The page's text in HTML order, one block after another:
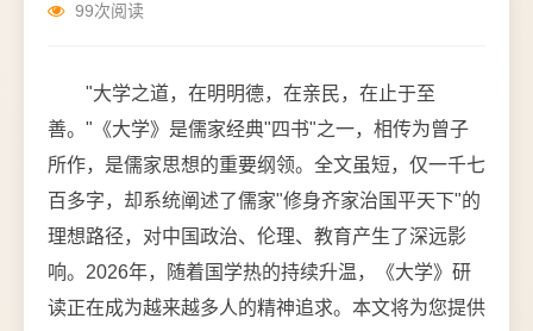
99次阅读
"大学之道，在明明德，在亲民，在止于至
善。"《大学》是儒家经典"四书"之一，相传为曾子
所作，是儒家思想的重要纲领。全文虽短，仅一千七
百多字，却系统阐述了儒家"修身齐家治国平天下"的
理想路径，对中国政治、伦理、教育产生了深远影
响。2026年，随着国学热的持续升温，《大学》研
读正在成为越来越多人的精神追求。本文将为您提供